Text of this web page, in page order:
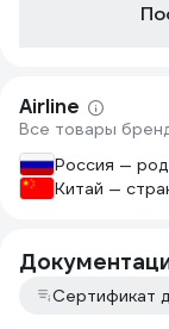
Airline
Все товары
Россия —
Китай —
Сертификат